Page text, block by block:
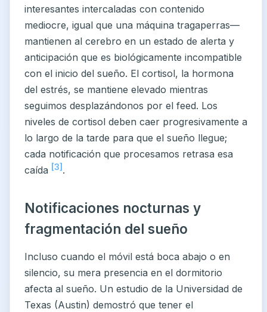
interesantes intercaladas con contenido
mediocre, igual que una máquina tragaperras—
mantienen al cerebro en un estado de alerta y
anticipación que es biológicamente incompatible
con el inicio del sueño. El cortisol, la hormona
del estrés, se mantiene elevado mientras
seguimos desplazándonos por el feed. Los
niveles de cortisol deben caer progresivamente a
lo largo de la tarde para que el sueño llegue;
cada notificación que procesamos retrasa esa
caída [3] .
Notificaciones nocturnas y
fragmentación del sueño
Incluso cuando el móvil está boca abajo o en
silencio, su mera presencia en el dormitorio
afecta al sueño. Un estudio de la Universidad de
Texas (Austin) demostró que tener el